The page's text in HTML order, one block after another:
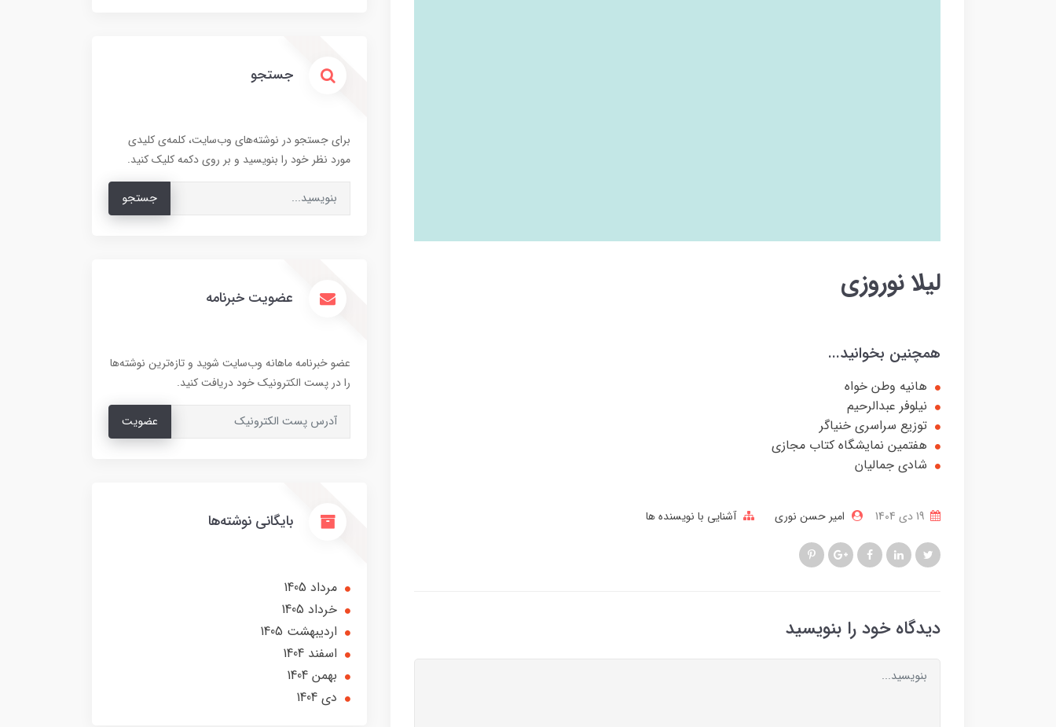
لیلا نوروزی
همچنین بخوانید...
هانیه وطن خواه
نیلوفر عبدالرحیم
توزیع سراسری خنیاگر
هفتمین نمایشگاه کتاب مجازی
شادی جمالیان
امیر حسن نوری آشنایی با نویسنده ها
دیدگاه خود را بنویسید
جستجو
برای جستجو در نوشته‌های وب‌سایت، کلمه‌ی کلیدی
مورد نظر خود را بنویسید و بر روی دکمه کلیک کنید.
جستجو
عضویت خبرنامه
عضو خبرنامه ماهانه وب‌سایت شوید و تازه‌ترین نوشته‌ها
را در پست الکترونیک خود دریافت کنید.
عضویت
بایگانی نوشته‌ها
مرداد 1405
خرداد 1405
ارديبهشت 1405
اسفند 1404
بهمن 1404
دی 1404